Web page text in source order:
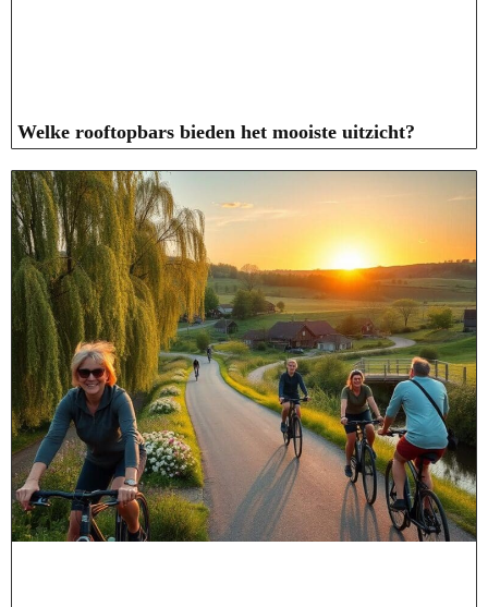
Welke rooftopbars bieden het mooiste uitzicht?